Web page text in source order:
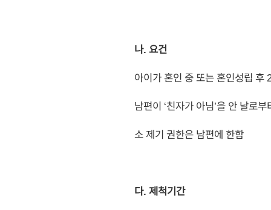
나. 요건
아이가 혼인 중 또는 혼인성립
남편이 ‘친자가 아님’을 안 날로
소 제기 권한은 남편에 한함
다. 제척기간